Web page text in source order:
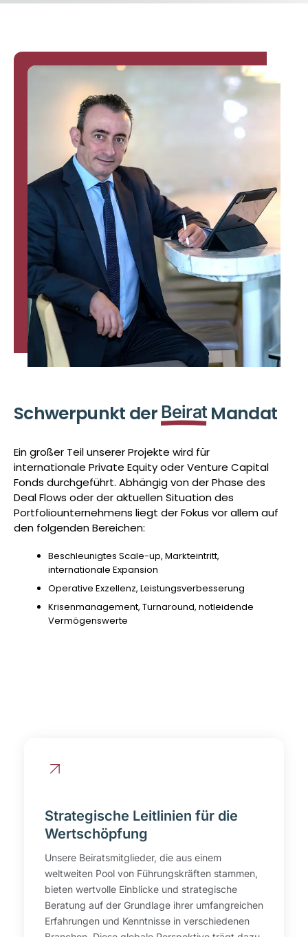
Schwerpunkt der BeiratMandat
Ein großer Teil unserer Projekte wird für
internationale Private Equity oder Venture Capital
Fonds durchgeführt. Abhängig von der Phase des
Deal Flows oder der aktuellen Situation des
Portfoliounternehmens liegt der Fokus vor allem auf
den folgenden Bereichen:
Beschleunigtes Scale-up, Markteintritt,
internationale Expansion
Operative Exzellenz, Leistungsverbesserung
Krisenmanagement, Turnaround, notleidende
Vermögenswerte
Strategische Leitlinien für die
Wertschöpfung
Unsere Beiratsmitglieder, die aus einem
weltweiten Pool von Führungskräften stammen,
bieten wertvolle Einblicke und strategische
Beratung auf der Grundlage ihrer umfangreichen
Erfahrungen und Kenntnisse in verschiedenen